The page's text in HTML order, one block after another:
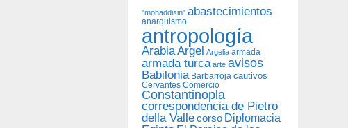
"mohaddisin" abastecimientos
anarquismo
antropología
ArabiaArgel Argelia armada
armada turca arte avisos
Babilonia Barbarroja cautivos
Cervantes Comercio
Constantinopla
correspondencia de Pietro
della Vallecorso Diplomacia